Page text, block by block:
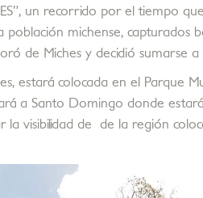
un recorrido por el tiempo
michense, capturados
de Miches y decidió sumarse a
estará colocada en el Parque
a Santo Domingo donde
la visibilidad de de la región